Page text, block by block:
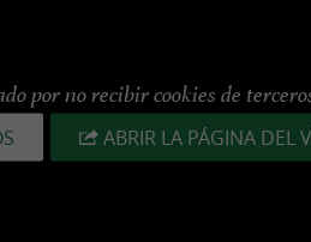
por no recibir cookies de
ABRIR LA PÁGINA DEL